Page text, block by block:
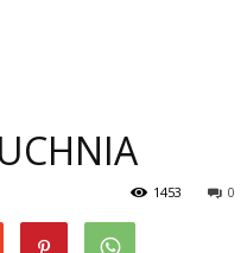
0
1453